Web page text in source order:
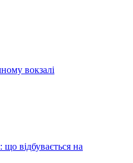
вокзалі
відбувається на